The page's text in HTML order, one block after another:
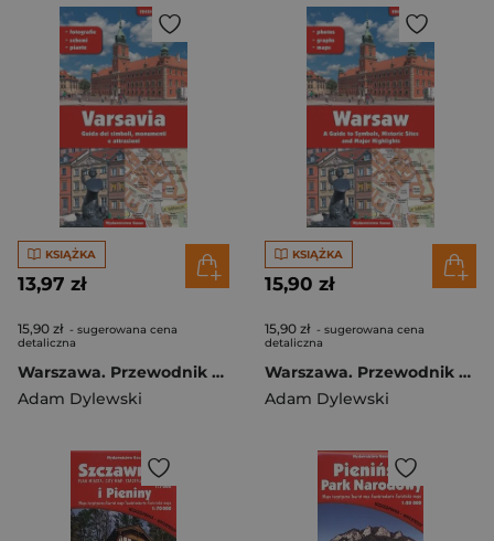
KSIĄŻKA
13,97 zł
15,90 zł - sugerowana cena
detaliczna
Warszawa. Przewodnik po symbolach zabytkach i atrakcjach wer. włoska
Adam Dylewski
KSIĄŻKA
15,90 zł
15,90 zł - sugerowana cena
detaliczna
Warszawa. Przewodnik po symbolach zabytkach i atrakcjach wer. angielska
Adam Dylewski